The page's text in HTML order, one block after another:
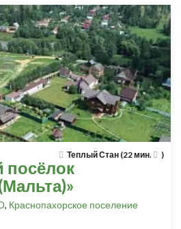
Теплый Стан (22 мин. )
посёлок
, Краснопахорское поселение